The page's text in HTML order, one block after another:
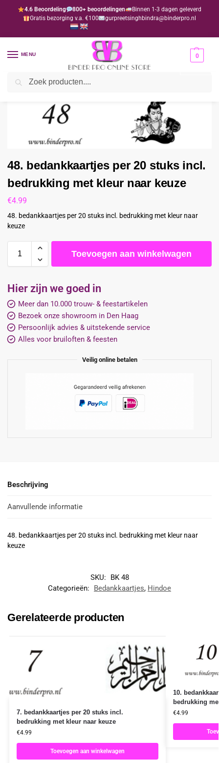
4.6 Beoordeling 800+ beoordelingen
Binnen 1-3 dagen geleverd
Gratis bezorging v.a. €100
gurpreetsinghbindra@binderpro.nl
MENU 0
Home Bedankjesafdeling
48. bedankkaartjes per 20 stuks incl.
bedrukking met kleur naar keuze
€4.99
48. bedankkaartjes per 20 stuks incl. bedrukking met kleur naar
keuze
Toevoegen aan winkelwagen
Hier zijn we goed in
Meer dan 10.000 trouw- & feestartikelen
Bezoek onze showroom in Den Haag
Persoonlijk advies & uitstekende service
Alles voor bruiloften & feesten
Veilig online betalen
Beschrijving
Aanvullende informatie
48. bedankkaartjes per 20 stuks incl. bedrukking met kleur naar
keuze
SKU:
BK 48
Categorieën:
Bedankkaartjes, Hindoe
Gerelateerde producten
7. bedankkaartjes per 20 stuks incl.
bedrukking met kleur naar keuze
€4.99
Toevoegen aan winkelwagen
10.
bedrukking
€4.99